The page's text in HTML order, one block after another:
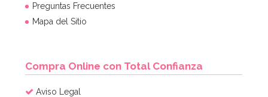
Preguntas Frecuentes
Mapa del Sitio
Compra Online con Total Confianza
Aviso Legal